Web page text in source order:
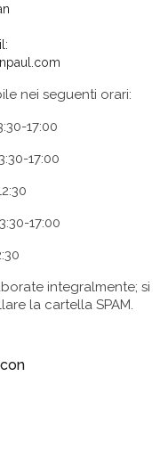
nei seguenti orari:
17:00
17:00
17:00
integralmente; si
la cartella SPAM.